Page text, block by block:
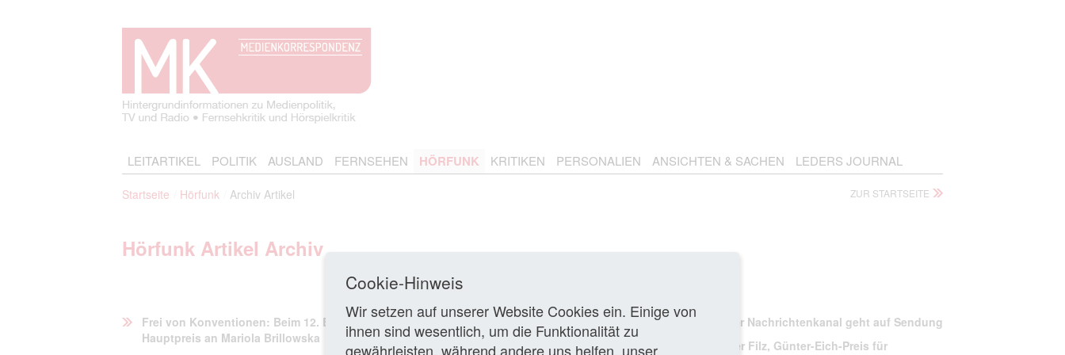
LEITARTIKEL POLITIK AUSLAND FERNSEHEN HÖRFUNK KRITIKEN PERSONALIEN ANSICHTEN & SACHEN LEDERS JOURNAL
Startseite Hörfunk Archiv Artikel ZUR STARTSEITE
Hörfunk Artikel Archiv
Frei von Konventionen: Beim 12. Berliner Hörspielfestival geht der
Hauptpreis an Mariola Brillowska
B5 aktuell: Öffentlich-rechtlicher Nachrichtenkanal geht auf Sendung
Axel-Eggebrecht-Preis für Walter Filz, Günter-Eich-Preis für
Cookie-Hinweis
Wir setzen auf unserer Website Cookies ein. Einige von
ihnen sind wesentlich, um die Funktionalität zu
gewährleisten, während andere uns helfen, unser